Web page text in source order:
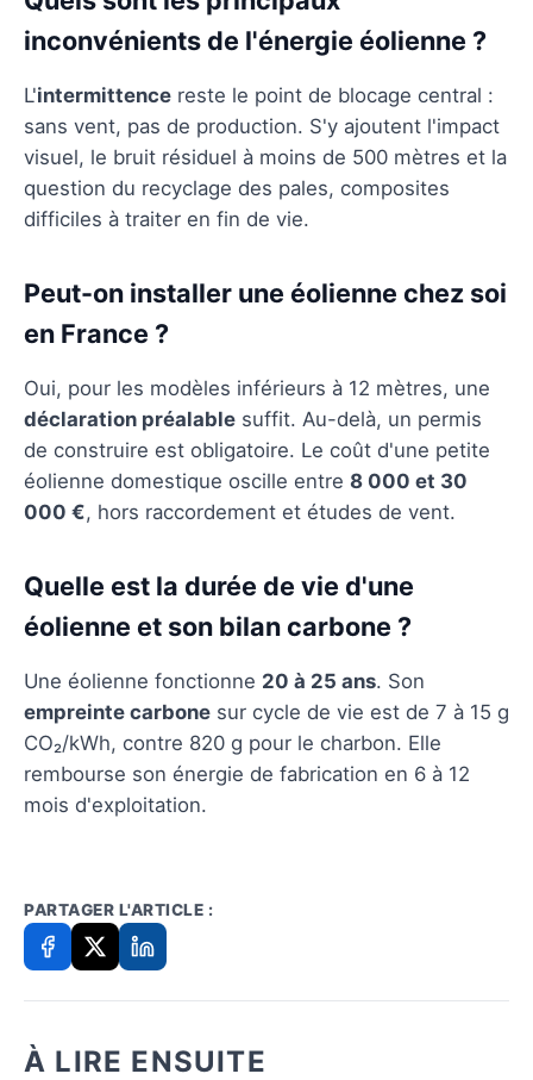
inconvénients de l'énergie éolienne ?
L'intermittence reste le point de blocage central :
sans vent, pas de production. S'y ajoutent l'impact
visuel, le bruit résiduel à moins de 500 mètres et la
question du recyclage des pales, composites
difficiles à traiter en fin de vie.
Peut-on installer une éolienne chez soi
en France ?
Oui, pour les modèles inférieurs à 12 mètres, une
déclaration préalable suffit. Au-delà, un permis
de construire est obligatoire. Le coût d'une petite
éolienne domestique oscille entre 8 000 et 30
000 €, hors raccordement et études de vent.
Quelle est la durée de vie d'une
éolienne et son bilan carbone ?
Une éolienne fonctionne 20 à 25 ans. Son
empreinte carbone sur cycle de vie est de 7 à 15 g
CO₂/kWh, contre 820 g pour le charbon. Elle
rembourse son énergie de fabrication en 6 à 12
mois d'exploitation.
PARTAGER L'ARTICLE :
À LIRE ENSUITE